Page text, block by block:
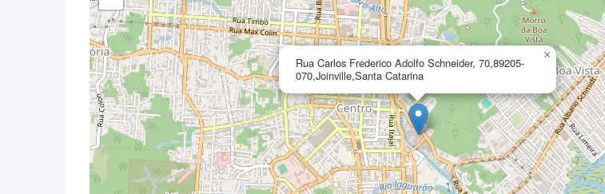
Rua Carlos Frederico Adolfo Schneider, 70,89205-
070,Joinville,Santa Catarina
×